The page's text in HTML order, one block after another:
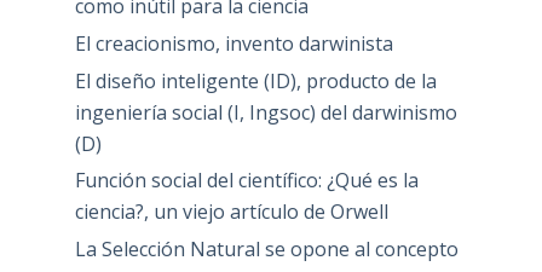
como inútil para la ciencia
El creacionismo, invento darwinista
El diseño inteligente (ID), producto de la
ingeniería social (I, Ingsoc) del darwinismo
(D)
Función social del científico: ¿Qué es la
ciencia?, un viejo artículo de Orwell
La Selección Natural se opone al concepto